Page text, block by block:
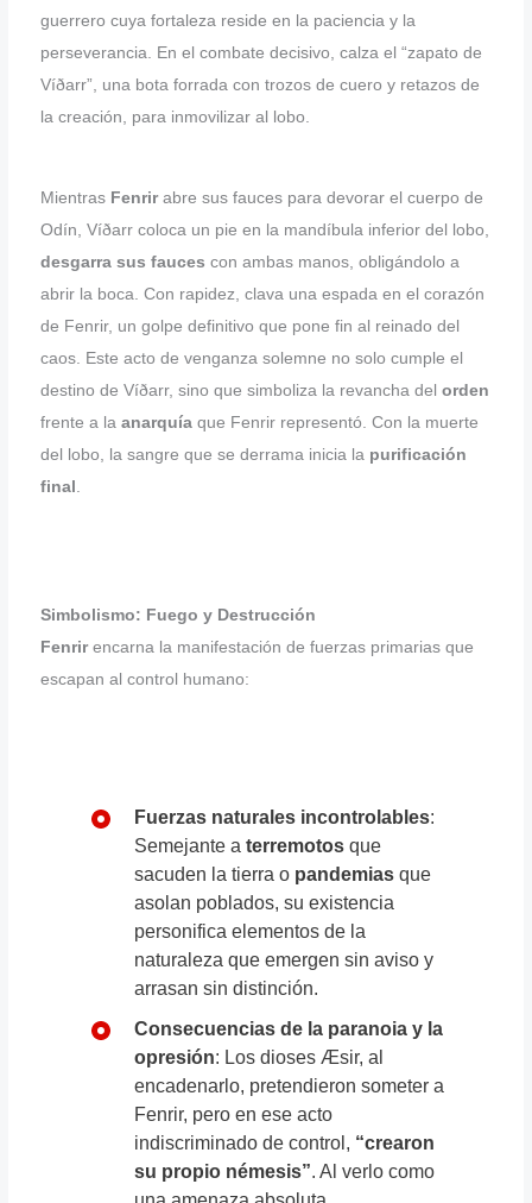
guerrero cuya fortaleza reside en la paciencia y la
perseverancia. En el combate decisivo, calza el “zapato de
Víðarr”, una bota forrada con trozos de cuero y retazos de
la creación, para inmovilizar al lobo.
Mientras Fenrirabre sus fauces para devorar el cuerpo de
Odín, Víðarr coloca un pie en la mandíbula inferior del lobo,
desgarra sus fauces con ambas manos, obligándolo a
abrir la boca. Con rapidez, clava una espada en el corazón
de Fenrir, un golpe definitivo que pone fin al reinado del
caos. Este acto de venganza solemne no solo cumple el
destino de Víðarr, sino que simboliza la revancha del orden
frente a la anarquía que Fenrir representó. Con la muerte
del lobo, la sangre que se derrama inicia la purificación
final
Simbolismo: Fuego y Destrucción
Fenrirencarna la manifestación de fuerzas primarias que
escapan al control humano:
Fuerzas naturales incontrolables:
Semejante a terremotos que
sacuden la tierra o pandemias que
asolan poblados, su existencia
personifica elementos de la
naturaleza que emergen sin aviso y
arrasan sin distinción.
Consecuencias de la paranoia y la
opresión: Los dioses Æsir, al
encadenarlo, pretendieron someter a
Fenrir, pero en ese acto
indiscriminado de control, “crearon
su propio némesis”. Al verlo como